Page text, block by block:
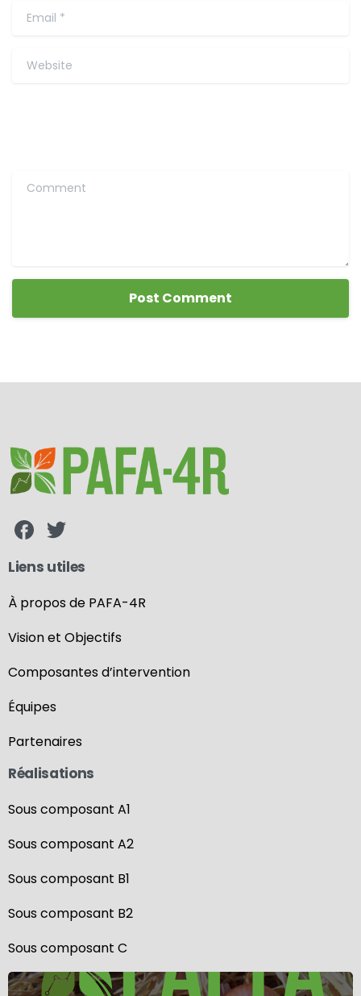
Email
Website
Comment
Liens utiles
À propos de PAFA-4R
Vision et Objectifs
Composantes d’intervention
Équipes
Partenaires
Réalisations
Sous composant A1
Sous composant A2
Sous composant B1
Sous composant B2
Sous composant C